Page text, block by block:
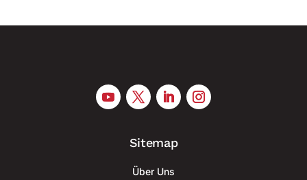
Sitemap
Über Uns